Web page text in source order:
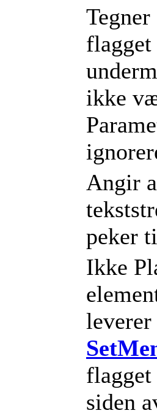
flagget
ikke
Angir
peker
Ikke
siden